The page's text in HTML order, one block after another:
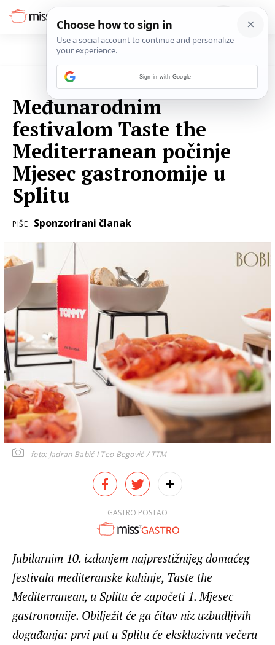
Međunarodnim
festivalom Taste the
Mediterranean počinje
Mjesec gastronomije u
Splitu
PIŠE Sponzorirani članak
foto: Jadran Babić I Teo Begović / TTM
GASTRO POSTAO
Jubilarnim 10. izdanjem najprestižnijeg domaćeg
festivala mediteranske kuhinje, Taste the
Mediterranean, u Splitu će započeti 1. Mjesec
gastronomije. Obilježit će ga čitav niz uzbudljivih
događanja: prvi put u Splitu će ekskluzivnu večeru
Sign in with Google